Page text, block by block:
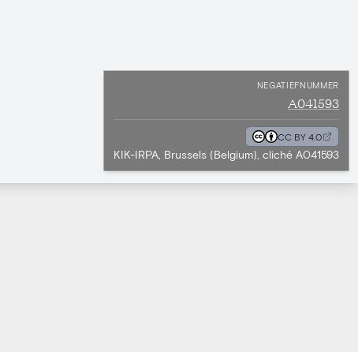
NEGATIEFNUMMER
A041593
CC BY 4.0
KIK-IRPA, Brussels (Belgium), cliché A041593